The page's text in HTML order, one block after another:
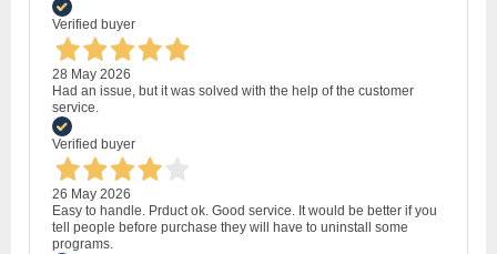
Verified buyer
28 May 2026
Had an issue, but it was solved with the help of the customer
service.
Verified buyer
26 May 2026
Easy to handle. Prduct ok. Good service. It would be better if you
tell people before purchase they will have to uninstall some
programs.